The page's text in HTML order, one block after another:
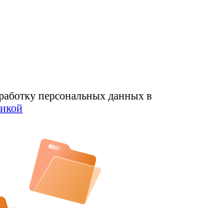
персональных данных в